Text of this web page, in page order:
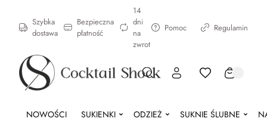
Szybka
dostawa
Bezpieczna
płatność
14
dni
na
zwrot
Pomoc Regulamin
NOWOŚCI SUKIENKI ODZIEŻ SUKNIE ŚLUBNE